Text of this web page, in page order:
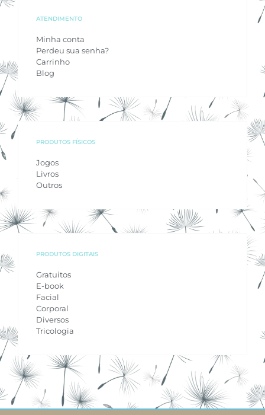
ATENDIMENTO
Minha conta
Perdeu sua senha?
Carrinho
Blog
PRODUTOS FÍSICOS
Jogos
Livros
Outros
PRODUTOS DIGITAIS
Gratuitos
E-book
Facial
Corporal
Diversos
Tricologia